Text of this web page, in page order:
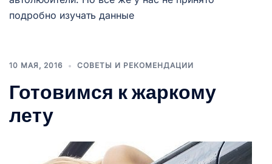
подробно изучать данные
10 МАЯ, 2016 СОВЕТЫ И РЕКОМЕНДАЦИИ
Готовимся к жаркому
лету